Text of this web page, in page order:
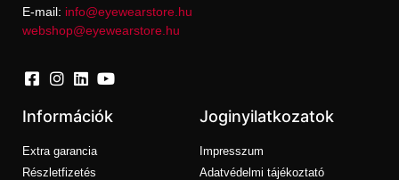
E-mail: info@eyewearstore.hu
webshop@eyewearstore.hu
Információk
Extra garancia
Részletfizetés
Joginyilatkozatok
Impresszum
Adatvédelmi tájékoztató